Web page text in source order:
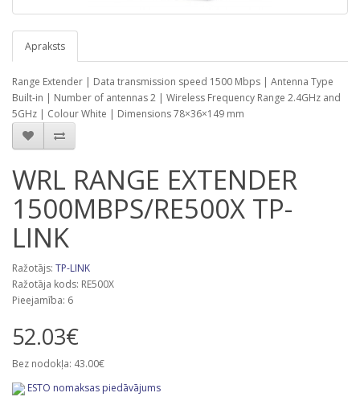
Apraksts
Range Extender | Data transmission speed 1500 Mbps | Antenna Type
Built-in | Number of antennas 2 | Wireless Frequency Range 2.4GHz and
5GHz | Colour White | Dimensions 78×36×149 mm
WRL RANGE EXTENDER
1500MBPS/RE500X TP-
LINK
Ražotājs: TP-LINK
Ražotāja kods: RE500X
Pieejamība: 6
52.03€
Bez nodokļa: 43.00€
ESTO nomaksas piedāvājums